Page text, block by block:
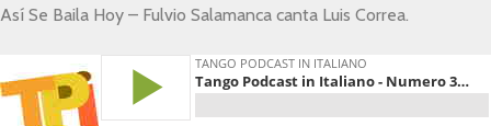
Así Se Baila Hoy – Fulvio Salamanca canta Luis Correa.